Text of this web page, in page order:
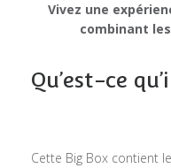
Vivez une
combinant
Qu’est-ce
Cette Big Box contient